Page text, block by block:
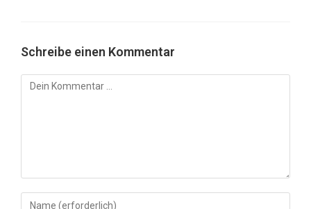
Schreibe einen Kommentar
Kommentar
Gib